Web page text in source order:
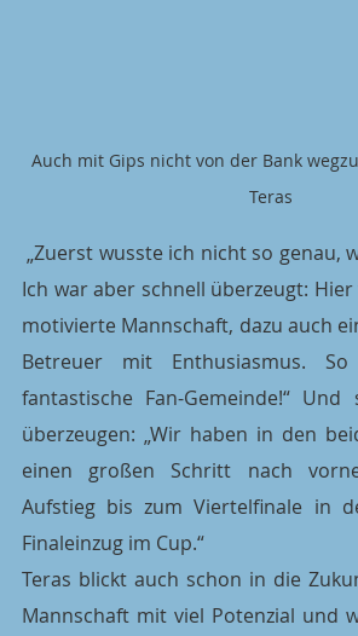
Auch mit Gips nicht von der Bank
Teras
Ich war aber schnell überzeugt:
motivierte Mannschaft, dazu auch
Betreuer mit Enthusiasmus.
fantastische Fan-Gemeinde!“
überzeugen: „Wir haben in den
einen großen Schritt nach
Aufstieg bis zum Viertelfinale in
Finaleinzug im Cup.“
Teras blickt auch schon in die
Mannschaft mit viel Potenzial und